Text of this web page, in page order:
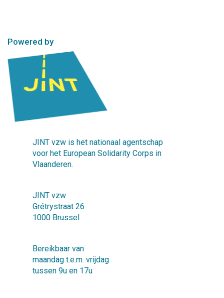
Powered by
JINT vzw is het nationaal agentschap
voor het European Solidarity Corps in
Vlaanderen.
JINT vzw
Grétrystraat 26
1000 Brussel
Bereikbaar van
maandag t.e.m. vrijdag
tussen 9u en 17u